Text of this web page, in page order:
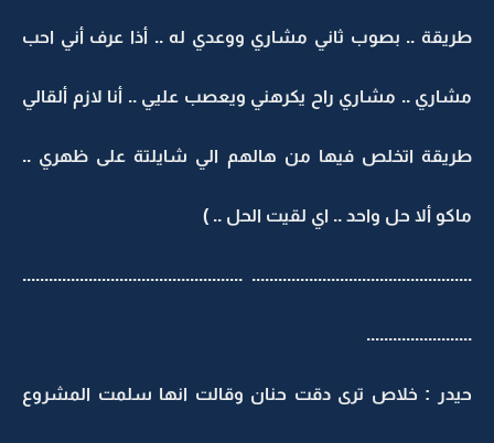
طريقة .. بصوب ثاني مشاري ووعدي له .. أذا عرف أني احب
مشاري .. مشاري راح يكرهني ويعصب عليي .. أنا لازم ألقالي
طريقة اتخلص فيها من هالهم الي شايلتة على ظهري ..
ماكو ألا حل واحد .. اي لقيت الحل .. )
.................................................. ..................................................
........................
حيدر : خلاص ترى دقت حنان وقالت انها سلمت المشروع